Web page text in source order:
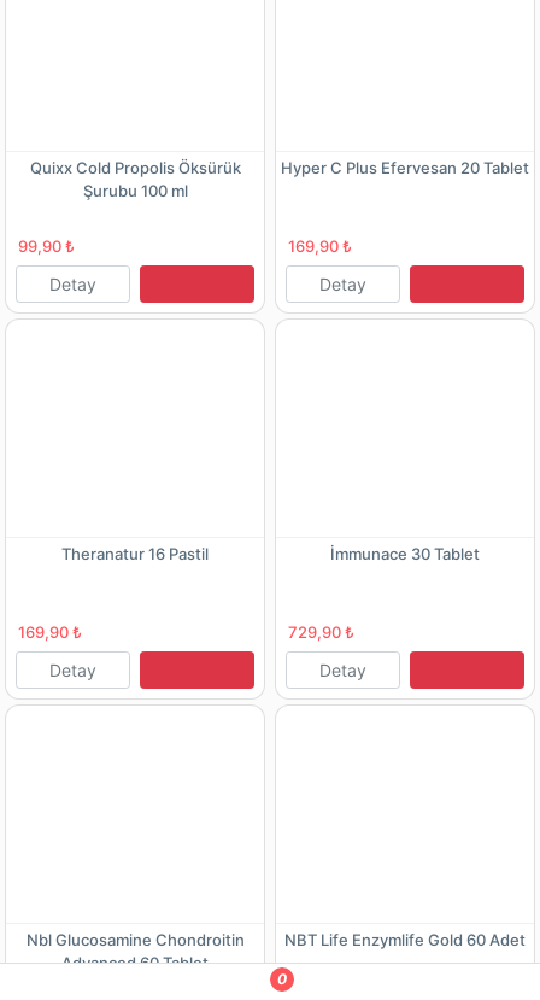
0
Quixx Cold Propolis Öksürük
Şurubu 100 ml
99,90 ₺
Detay
Hyper C Plus Efervesan 20 Tablet
169,90 ₺
Detay
Theranatur 16 Pastil
169,90 ₺
Detay
İmmunace 30 Tablet
729,90 ₺
Detay
Nbl Glucosamine Chondroitin
Advanced 60 Tablet
NBT Life Enzymlife Gold 60 Adet